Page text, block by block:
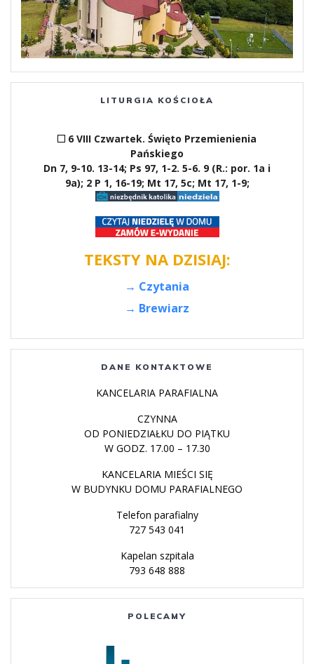
LITURGIA KOŚCIOŁA
6 VIII Czwartek. Święto Przemienienia
Pańskiego
Dn 7, 9-10. 13-14; Ps 97, 1-2. 5-6. 9 (R.: por. 1a i
9a); 2 P 1, 16-19; Mt 17, 5c; Mt 17, 1-9;
TEKSTY NA DZISIAJ:
→ Czytania
→ Brewiarz
DANE KONTAKTOWE
KANCELARIA PARAFIALNA
CZYNNA
OD PONIEDZIAŁKU DO PIĄTKU
W GODZ. 17.00 – 17.30
KANCELARIA MIEŚCI SIĘ
W BUDYNKU DOMU PARAFIALNEGO
Telefon parafialny
727 543 041
Kapelan szpitala
793 648 888
POLECAMY